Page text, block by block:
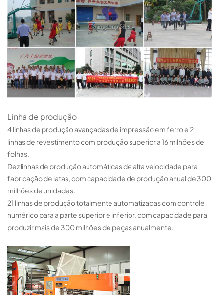
Linha de produção
4 linhas de produção avançadas de impressão em ferro e 2
linhas de revestimento com produção superior a 16 milhões de
folhas.
Dez linhas de produção automáticas de alta velocidade para
fabricação de latas, com capacidade de produção anual de 300
milhões de unidades.
21 linhas de produção totalmente automatizadas com controle
numérico para a parte superior e inferior, com capacidade para
produzir mais de 300 milhões de peças anualmente.